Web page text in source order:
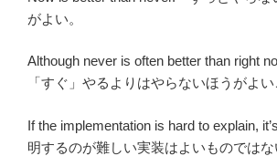
がよい。
Although never is often better than right
「すぐ」やるよりはやらないほうがよい
If the implementation is hard to explain,
明するのが難しい実装はよいものではな